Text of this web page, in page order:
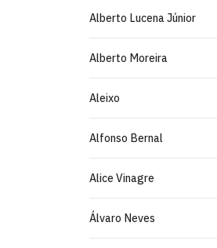
Alberto Lucena Júnior
Alberto Moreira
Aleixo
Alfonso Bernal
Alice Vinagre
Álvaro Neves